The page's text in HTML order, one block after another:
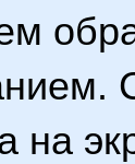
на